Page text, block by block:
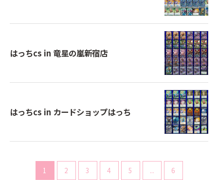
はっちcs in 竜星の嵐新宿店
はっちcs in カードショップはっち
1 2 3 4 5 ... 6